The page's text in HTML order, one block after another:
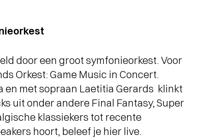
door een groot symfonieorkest. Voor
Orkest: Game Music in Concert.
en met sopraan Laetitia Gerards klinkt
uit onder andere Final Fantasy, Super
klassiekers tot recente
hoort, beleef je hier live.